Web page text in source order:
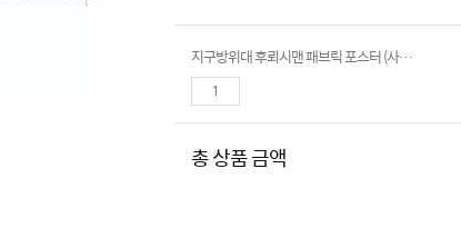
지구방위대 후뢰시맨 패브릭 포스터 (사이즈 : 710mm x 470mm)
총 상품 금액